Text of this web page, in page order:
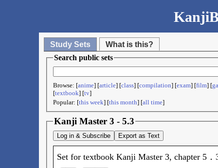
Study Sets
What is this?
Search public sets
Browse: [anime] [article] [class] [compilation] [exam] [film] [
[textbook] [tv]
Popular: [this week] [this month] [all time]
Kanji Master 3 - 5.3
Log in & Subscribe Export as Text
Set for textbook Kanji Master 3, chapter 5．